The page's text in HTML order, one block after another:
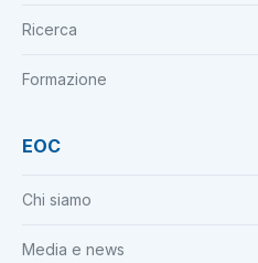
Ricerca
Formazione
EOC
Chi siamo
Media e news